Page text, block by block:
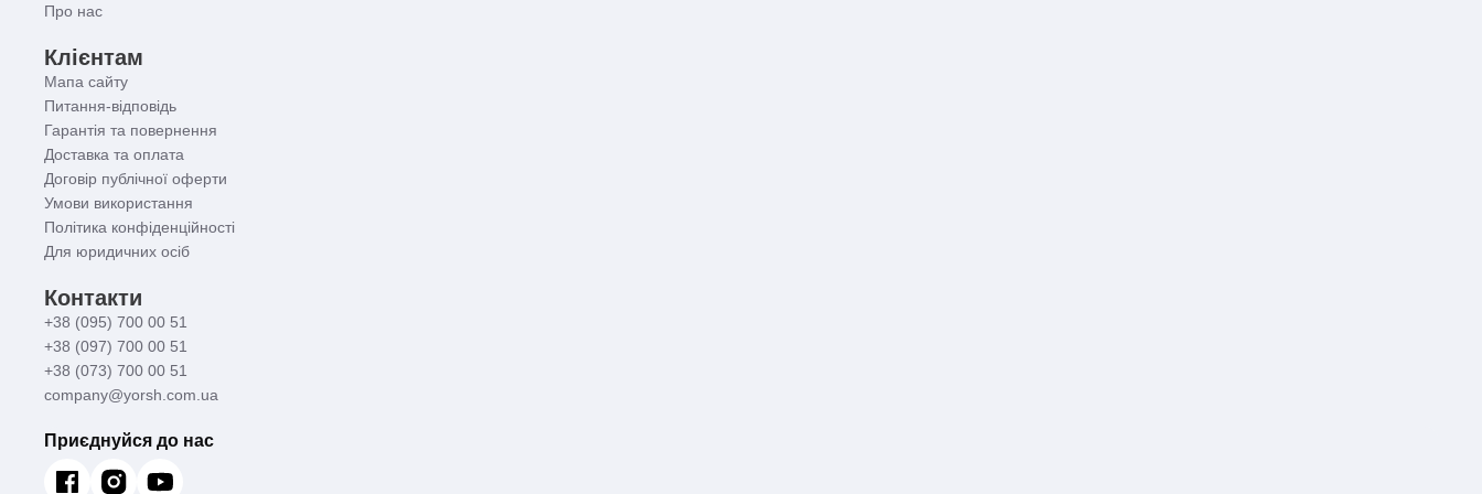
Про нас
Клієнтам
Мапа сайту
Питання-відповідь
Гарантія та повернення
Доставка та оплата
Договір публічної оферти
Умови використання
Політика конфіденційності
Для юридичних осіб
Контакти
+38 (095) 700 00 51
+38 (097) 700 00 51
+38 (073) 700 00 51
company@yorsh.com.ua
Приєднуйся до нас